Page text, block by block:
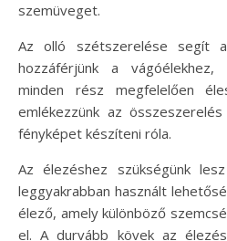
szemüveget.
Az olló szétszerelése segít
hozzáférjünk a
minden rész megfelelően
emlékezzünk az
fényképet készíteni róla.
Az élezéshez szükségünk
leggyakrabban használt
élező, amely különböző
el. A durvább kövek az